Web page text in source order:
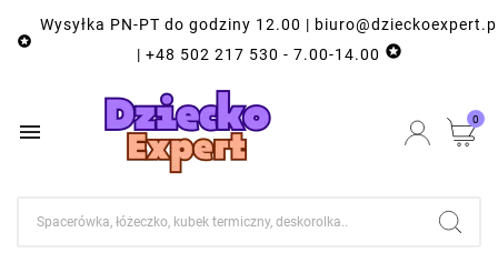

Wysyłka PN-PT do godziny 12.00 |
| +48 502 217 530 - 7.00-14.00 
 0